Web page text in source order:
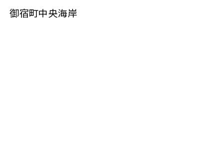
御宿町中央海岸